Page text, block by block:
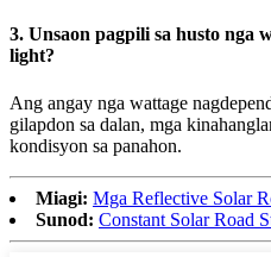
3. Unsaon pagpili sa husto nga
light?
Ang angay nga wattage
gilapdon sa dalan, mga
kondisyon sa panahon.
Miagi: Mga Reflective Solar
Sunod: Constant Solar Road